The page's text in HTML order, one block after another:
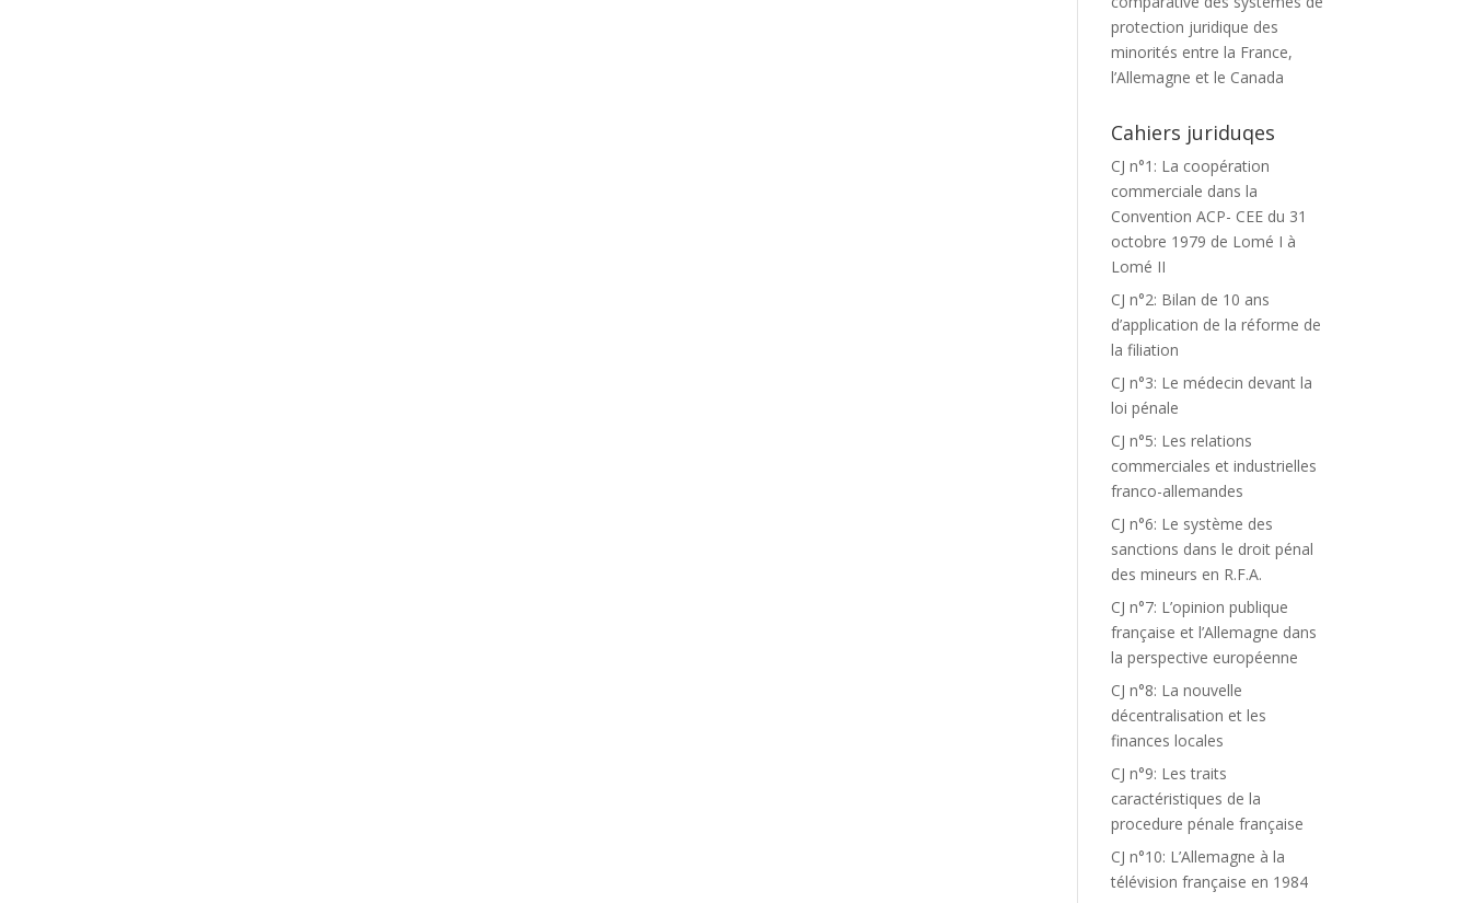
protection juridique des
minorités entre la France,
l’Allemagne et le Canada
Cahiers juriduqes
CJ n°1: La coopération
commerciale dans la
Convention ACP- CEE du 31
octobre 1979 de Lomé I à
Lomé II
CJ n°2: Bilan de 10 ans
d’application de la réforme de
la filiation
CJ n°3: Le médecin devant la
loi pénale
CJ n°5: Les relations
commerciales et industrielles
franco-allemandes
CJ n°6: Le système des
sanctions dans le droit pénal
des mineurs en R.F.A.
CJ n°7: L’opinion publique
française et l’Allemagne dans
la perspective européenne
CJ n°8: La nouvelle
décentralisation et les
finances locales
CJ n°9: Les traits
caractéristiques de la
procedure pénale française
CJ n°10: L’Allemagne à la
télévision française en 1984